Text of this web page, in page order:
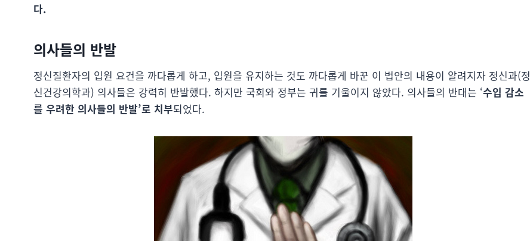
다.
의사들의 반발
정신질환자의 입원 요건을 까다롭게 하고, 입원을 유지하는 것도 까다롭게 바꾼 이 법안의 내용이 알려지자 정신과(정
신건강의학과) 의사들은 강력히 반발했다. 하지만 국회와 정부는 귀를 기울이지 않았다. 의사들의 반대는 ‘수입 감소
를 우려한 의사들의 반발’로 치부되었다.